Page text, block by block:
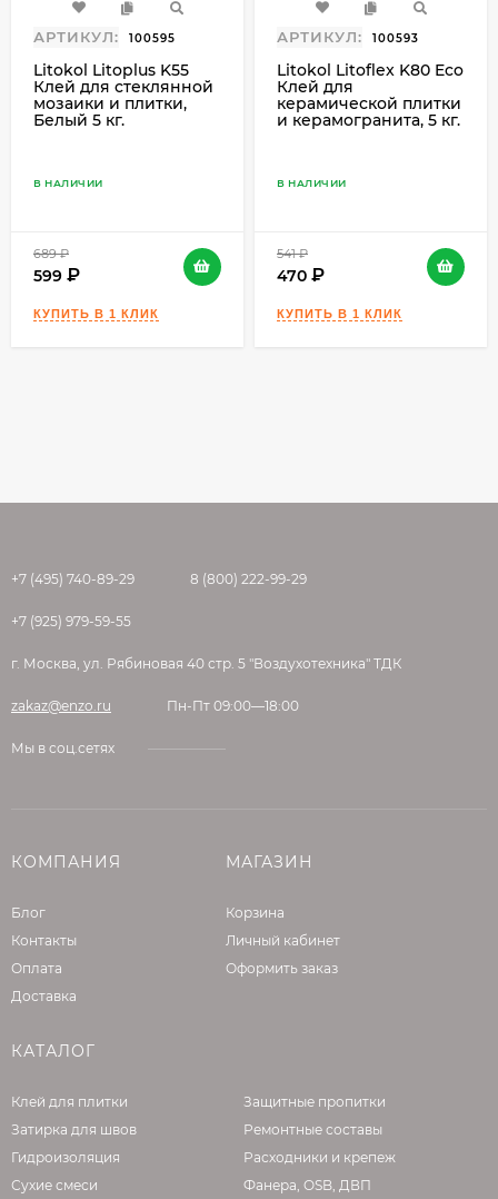
АРТИКУЛ: 100595
Litokol Litoplus K55
Клей для стеклянной
мозаики и плитки,
Белый 5 кг.
В НАЛИЧИИ
689
599
АРТИКУЛ: 100593
Litokol Litoflex K80 Eco
Клей для
керамической плитки
и керамогранита, 5 кг.
В НАЛИЧИИ
541
470
+7 (495) 740-89-29 8 (800) 222-99-29
+7 (925) 979-59-55
г. Москва, ул. Рябиновая 40 стр. 5 "Воздухотехника" ТДК
zakaz@enzo.ru Пн-Пт 09:00—18:00
Мы в соц.сетях
КОМПАНИЯ
Блог
Контакты
Оплата
Доставка
МАГАЗИН
Корзина
Личный кабинет
Оформить заказ
КАТАЛОГ
Клей для плитки
Затирка для швов
Гидроизоляция
Сухие смеси
Защитные пропитки
Ремонтные составы
Расходники и крепеж
Фанера, OSB, ДВП